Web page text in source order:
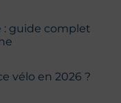
: guide complet
vélo en 2026 ?